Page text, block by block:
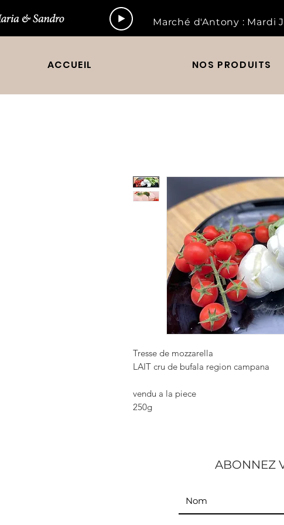
Marché d'Antony : Mardi
ACCUEIL NOS PRODUITS
Tresse de mozzarella
LAIT cru de bufala region campana
vendu a la piece
250g
ABONNEZ